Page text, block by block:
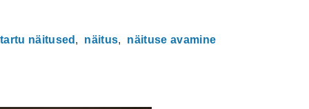
tartu näitused näitus näituse avamine